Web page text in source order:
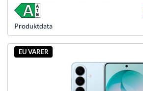
Produkt­data
EU VARER